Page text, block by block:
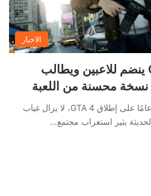
الاخبار
أحد نجوم GTA 4 ينضم للاعبين ويطالب
نسخة محسنة من اللعبة
رغم مرور أكثر من 18 عامًا على إطلاق GTA 4، لا يزال غياب
يثير استغراب مجتمع…